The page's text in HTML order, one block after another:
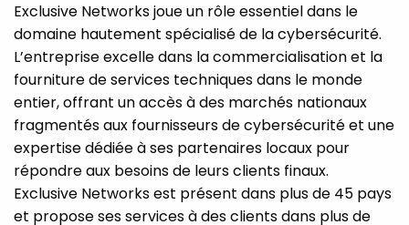
Exclusive Networks joue un rôle essentiel dans le
domaine hautement spécialisé de la cybersécurité.
L’entreprise excelle dans la commercialisation et la
fourniture de services techniques dans le monde
entier, offrant un accès à des marchés nationaux
fragmentés aux fournisseurs de cybersécurité et une
expertise dédiée à ses partenaires locaux pour
répondre aux besoins de leurs clients finaux.
Exclusive Networks est présent dans plus de 45 pays
et propose ses services à des clients dans plus de